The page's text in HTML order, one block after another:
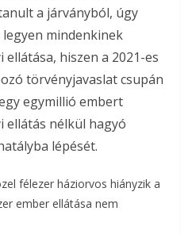
a járványból, úgy
mindenkinek
hiszen a 2021-es
törvényjavaslat csupán
egymillió embert
ellátás nélkül hagyó
lépését.
félezer háziorvos hiányzik a
ember ellátása nem